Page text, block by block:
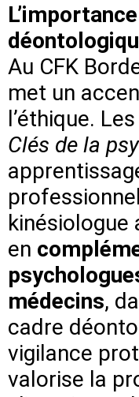
Au CFK
met un
l’éthique.
Clés de la
kinésiologue
en
médecins,
cadre
vigilance
valorise la